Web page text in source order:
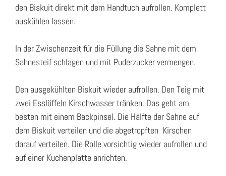
den Biskuit direkt mit dem Handtuch aufrollen. Komplett
auskühlen lassen.
In der Zwischenzeit für die Füllung die Sahne mit dem
Sahnesteif schlagen und mit Puderzucker vermengen.
Den ausgekühlten Biskuit wieder aufrollen. Den Teig mit
zwei Esslöffeln Kirschwasser tränken. Das geht am
besten mit einem Backpinsel. Die Hälfte der Sahne auf
dem Biskuit verteilen und die abgetropften Kirschen
darauf verteilen. Die Rolle vorsichtig wieder aufrollen und
auf einer Kuchenplatte anrichten.